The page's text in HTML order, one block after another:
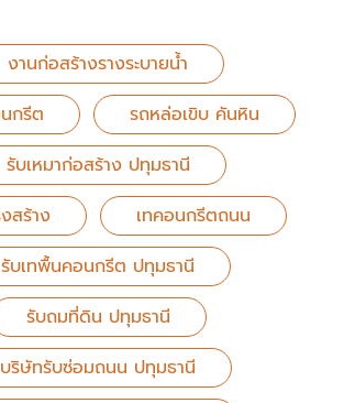
งานก่อสร้างรางระบายน้ำ
กรีต
รถหล่อเขิบ คันหิน
รับเหมาก่อสร้าง ปทุมธานี
สร้าง
เทคอนกรีตถนน
รับเทพื้นคอนกรีต ปทุมธานี
รับถมที่ดิน ปทุมธานี
บริษัทรับซ่อมถนน ปทุมธานี